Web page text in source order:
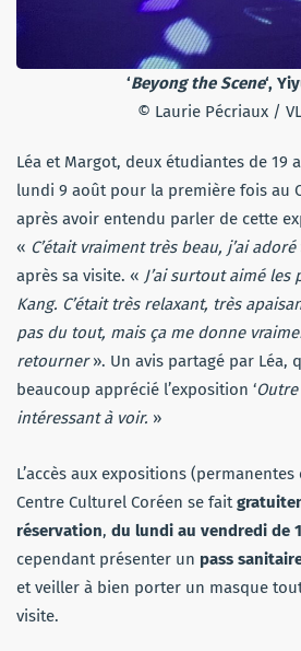
‘Beyong the Scene‘,
© Laurie Pécriaux /
Léa et Margot, deux étudiantes de 19
lundi 9 août pour la première fois au
après avoir entendu parler de cette
« C’était vraiment très beau, j’ai adoré
après sa visite. « J’ai surtout aimé
Kang. C’était très relaxant, très
pas du tout, mais ça me donne
retourner». Un avis partagé par Léa,
beaucoup apprécié l’exposition ‘
intéressant à voir. »
L’accès aux expositions
Centre Culturel Coréen se fait
réservation, du lundi au vendredi de
cependant présenter un pass
et veiller à bien porter un masque
visite.